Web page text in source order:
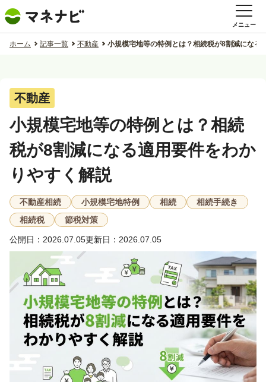
メニュー
ホーム 記事一覧 不動産 小規模宅地等の特例とは？相続税が8割減になる
不動産
小規模宅地等の特例とは？相続
税が8割減になる適用要件をわか
りやすく解説
不動産相続 小規模宅地特例 相続
相続手続き
相続税
節税対策
公開日：2026.07.05更新日：2026.07.05